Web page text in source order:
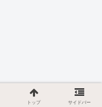
トップ サイドバー